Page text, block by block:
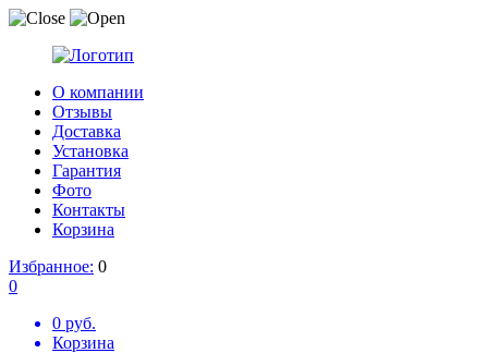
О компании
Отзывы
Доставка
Установка
Гарантия
Фото
Контакты
Корзина
Избранное: 0
0
0 руб.
Корзина